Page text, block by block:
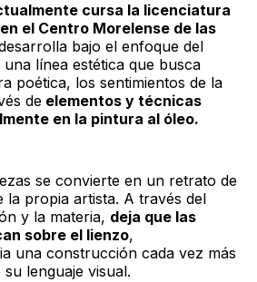
cursa la licenciatura
el Centro Morelense de las
bajo el enfoque del
línea estética que busca
poética, los sentimientos de la
de elementos y técnicas
en la pintura al óleo.
se convierte en un retrato de
la propia artista. A través del
y la materia, deja que las
sobre el lienzo,
una construcción cada vez más
lenguaje visual.